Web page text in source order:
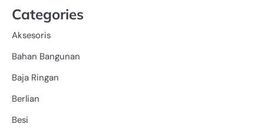
Categories
Aksesoris
Bahan Bangunan
Baja Ringan
Berlian
Besi